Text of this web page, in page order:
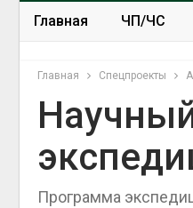
Главная ЧП/ЧС
Главная Спецпроекты
Программа